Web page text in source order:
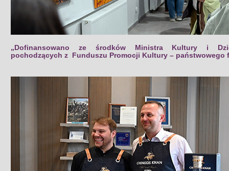
„Dofinansowano ze środków Ministra Kultury i
pochodzących z Funduszu Promocji Kultury – państwowego